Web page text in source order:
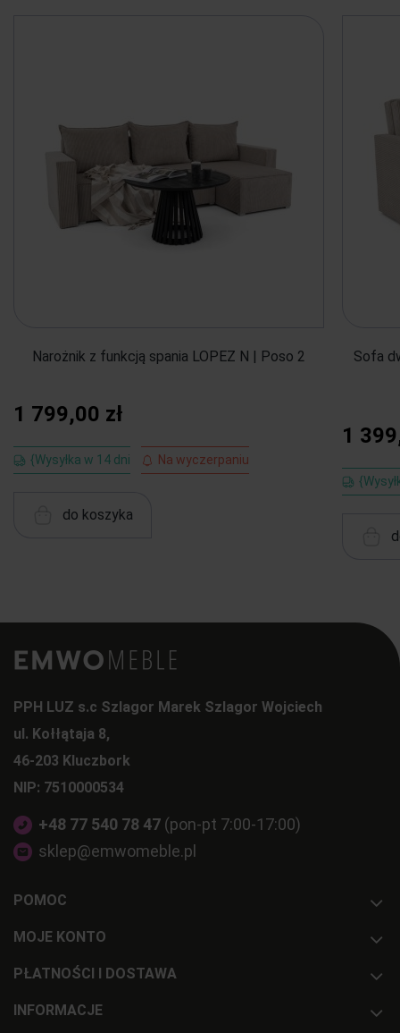
Narożnik z funkcją spania LOPEZ N | Poso 2
1 799,00 zł
{Wysyłka w 14 dni Na wyczerpaniu
do koszyka
Sofa
1
PPH LUZ s.c Szlagor Marek Szlagor Wojciech
ul. Kołłątaja 8,
46-203 Kluczbork
NIP: 7510000534
+48 77 540 78 47 (pon-pt 7:00-17:00)
sklep@emwomeble.pl
POMOC
MOJE KONTO
PŁATNOŚCI I DOSTAWA
INFORMACJE